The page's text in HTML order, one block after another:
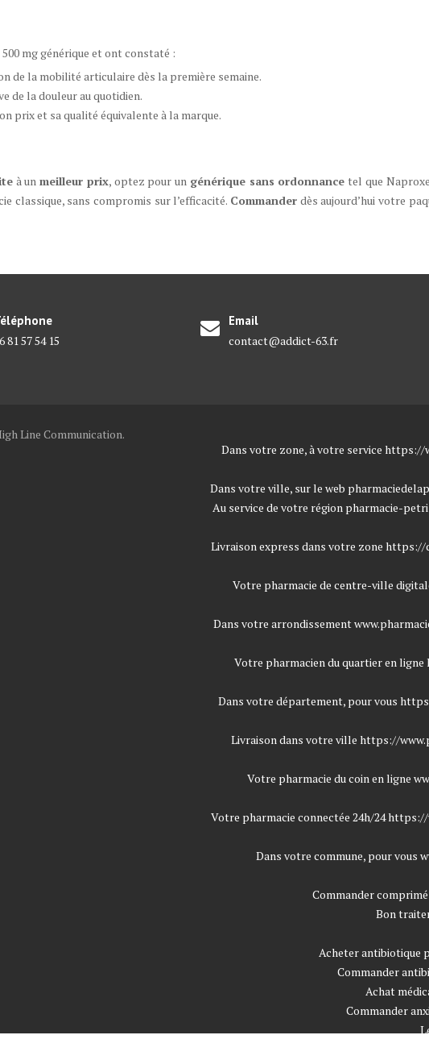
mg générique et ont constaté :
de la mobilité articulaire dès la première semaine.
de la douleur au quotidien.
prix et sa qualité équivalente à la marque.
à un meilleur prix, optez pour un générique sans ordonnance tel que
classique, sans compromis sur l’efficacité. Commander dès aujourd’hui votre
81 57 54 15
Email
contact@addict-63.fr
Line Communication.
Dans votre zone, à votre service https://
Dans votre ville, sur le web
Au service de votre région pharmacie-
Livraison express dans votre zone https://
Votre pharmacie de centre-ville
Dans votre arrondissement
Votre pharmacien du quartier en ligne
Dans votre département, pour vous
Livraison dans votre ville https://
Votre pharmacie du coin en ligne
Votre pharmacie connectée 24h/24https://
Dans votre commune, pour vous
Commander
Bon
Acheter antibiotique
Commander
Achat
Commander